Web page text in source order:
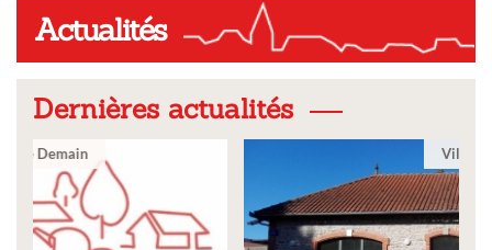
Actualités
Dernières actualités